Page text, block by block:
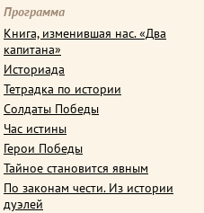
Программа
Книга, изменившая нас. «Два
капитана»
Историада
Тетрадка по истории
Солдаты Победы
Час истины
Герои Победы
Тайное становится явным
По законам чести. Из истории
дуэлей